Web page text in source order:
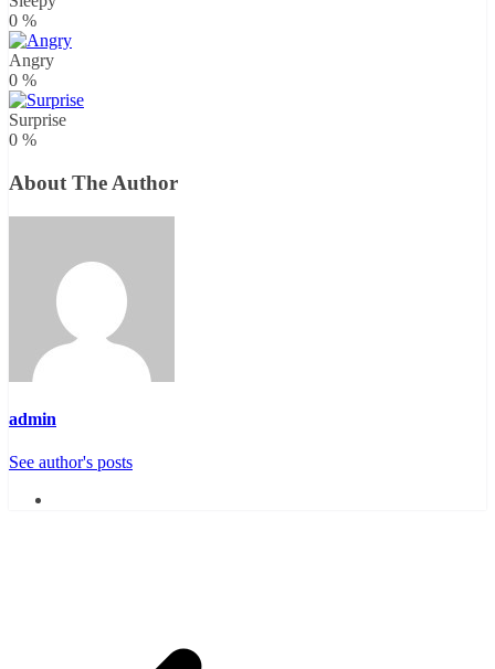
0 %
Angry
0 %
Surprise
0 %
About The Author
admin
See author's posts